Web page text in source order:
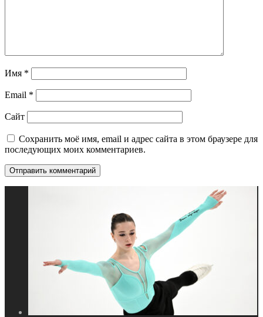
Имя *
Email *
Сайт
Сохранить моё имя, email и адрес сайта в этом браузере для
последующих моих комментариев.